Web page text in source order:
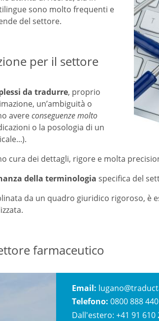
sono molto frequenti e
del settore.
per il settore
da tradurre, proprio
un’ambiguità o
avereconseguenze molto
o la posologia di un
cura dei dettagli, rigore e molta
della terminologia specifica del
da un quadro giuridico rigoroso, è
farmaceutico
Email:
Telefono: 0800 888 440
Dall'estero: +41 91 610